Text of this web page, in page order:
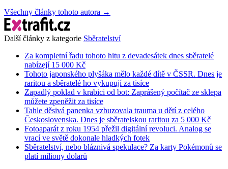
Všechny články tohoto autora →
Další články z kategorie Sběratelství
Za kompletní řadu tohoto hitu z devadesátek dnes sběratelé
nabízejí 15 000 Kč
Tohoto japonského plyšáka mělo každé dítě v ČSSR. Dnes je
raritou a sběratelé ho vykupují za tisíce
Zapadlý poklad v krabici od bot: Zaprášený počítač ze sklepa
můžete zpeněžit za tisíce
Tahle děsivá panenka vzbuzovala trauma u dětí z celého
Československa. Dnes je sběratelskou raritou za 5 000 Kč
Fotoaparát z roku 1954 přežil digitální revoluci. Analog se
vrací ve světě dokonale hladkých fotek
Sběratelství, nebo bláznivá spekulace? Za karty Pokémonů se
platí miliony dolarů